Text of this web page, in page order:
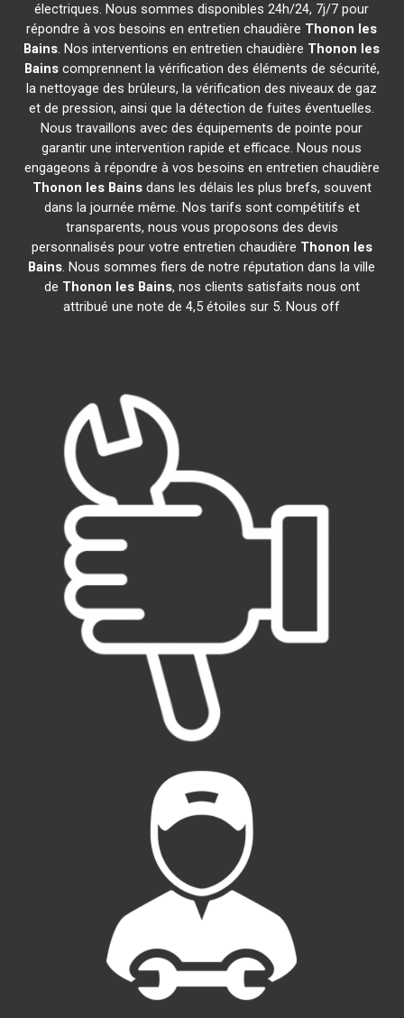
électriques. Nous sommes disponibles 24h/24, 7j/7 pour
répondre à vos besoins en entretien chaudière Thonon les
Bains. Nos interventions en entretien chaudière Thonon les
Bainscomprennent la vérification des éléments de sécurité,
la nettoyage des brûleurs, la vérification des niveaux de gaz
et de pression, ainsi que la détection de fuites éventuelles.
Nous travaillons avec des équipements de pointe pour
garantir une intervention rapide et efficace. Nous nous
engageons à répondre à vos besoins en entretien chaudière
Thonon les Bainsdans les délais les plus brefs, souvent
dans la journée même. Nos tarifs sont compétitifs et
transparents, nous vous proposons des devis
personnalisés pour votre entretien chaudière Thonon les
Bains. Nous sommes fiers de notre réputation dans la ville
de Thonon les Bains, nos clients satisfaits nous ont
attribué une note de 4,5 étoiles sur 5. Nous off